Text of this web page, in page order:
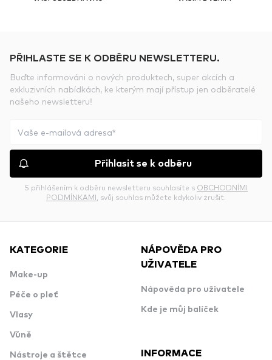
PŘIHLASTE SE K ODBĚRU NEWSLETTERU.
Buďte informováni o nových produktech, super akcích a
exkluzivních nabídkách, ke kterým mají přístup jen odběratelé
našeho newsletteru!
Přihlasit se k odběru
S přihlášením k odběru newsletteru souhlasíte s OBCHODNÍMI
PODMÍNKAMI , svůj souhlas můžete kdykoliv zrušit.
KATEGORIE
Make-up
Péče o pleť
Vlasy
Vůně
Nástroje a štětce
NÁPOVĚDA PRO
UŽIVATELE
Nápověda pro uživatele
Kde je můj balíček
INFORMACE